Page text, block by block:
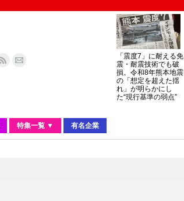
「震度7」に耐える免
震・耐震技術でも破
損。令和8年熊本地震
の「想定を超えた揺
れ」が明らかにし
た“現行基準の弱点”
特集一覧 ▼ 有名企業